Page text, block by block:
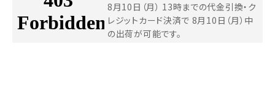
8月10日（月） 13時までの代金引換・ク
レジットカード決済で 8月10日（月）中
の出荷が可能です。